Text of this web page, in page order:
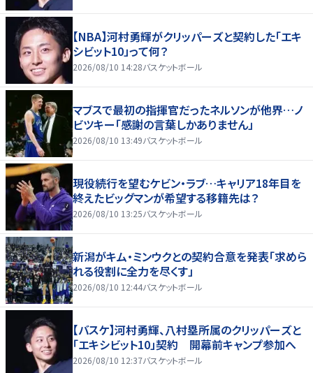
【NBA】河村勇輝がクリッパーズと契約した「エキ
シビット10」って何？
2026/08/10 14:28バスケットボール
マブスで最初の指揮官だったネルソンが他界…ノ
ビツキー「感謝の言葉しかありません」
2026/08/10 13:49バスケットボール
現役続行を望むケビン・ラブ…キャリア18年目を
終えたビッグマンが希望する移籍先は？
2026/08/10 13:25バスケットボール
新潟がキム・ミンウクとの契約合意を発表「求めら
れる役割に全力を尽くす」
2026/08/10 12:44バスケットボール
【バスケ】河村勇輝、八村塁所属のクリッパーズと
「エキシビット10」契約 開幕前キャンプ参加へ
2026/08/10 12:37バスケットボール